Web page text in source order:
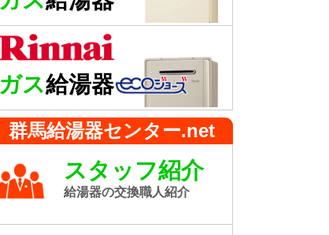
ガス給湯器
群馬給湯器センター.net
スタッフ紹介
給湯器の交換職人紹介